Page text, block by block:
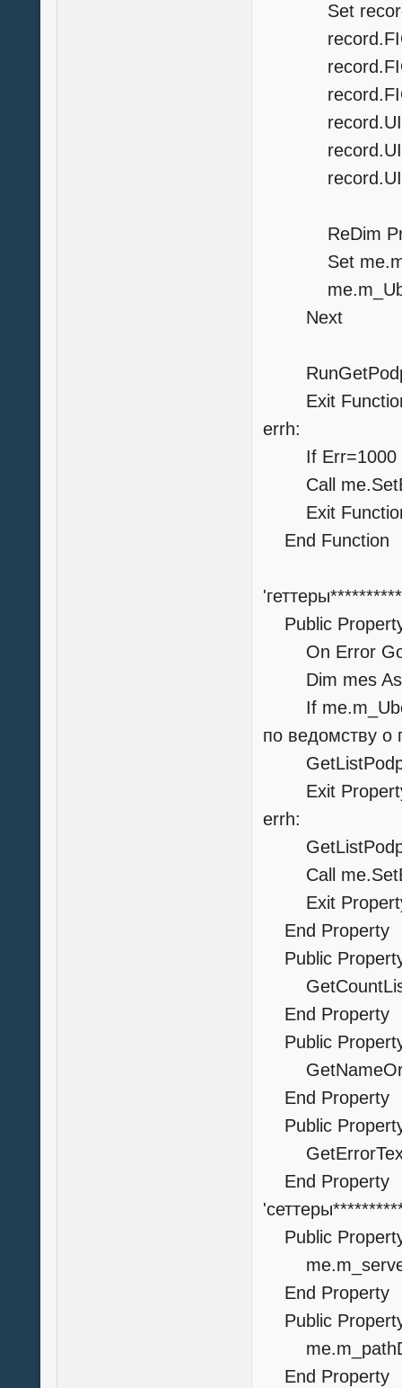
Set
ReDim
Set
Next
Exit
errh:
If Err=1000
Call
Exit
End Function
Public
On Error
Dim mes As
If
по ведомству о
Exit
errh:
Call
Exit
End Property
Public
End
Public
End Property
Public
End Property
Public
End Property
Public
End